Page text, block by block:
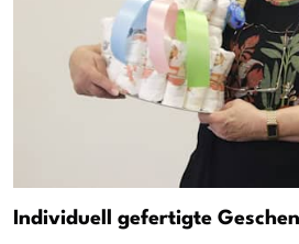
Individuell gefertigte